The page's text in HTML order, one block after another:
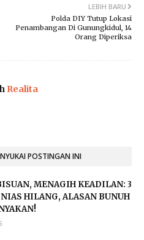
LEBIH BARU
Polda DIY Tutup Lokasi
Penambangan Di Gunungkidul, 14
Orang Diperiksa
Realita
POSTINGAN INI
MENAGIH KEADILAN: 3
HILANG, ALASAN BUNUH